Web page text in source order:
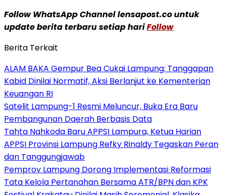
Follow WhatsApp Channel lensapost.co untuk
update berita terbaru setiap hariFollow
Berita Terkait
ALAM BAKA Gempur Bea Cukai Lampung: Tanggapan
Kabid Dinilai Normatif, Aksi Berlanjut ke Kementerian
Keuangan RI
Satelit Lampung-1 Resmi Meluncur, Buka Era Baru
Pembangunan Daerah Berbasis Data
Tahta Nahkoda Baru APPSI Lampura, Ketua Harian
APPSI Provinsi Lampung Refky Rinaldy Tegaskan Peran
dan Tanggungjawab
Pemprov Lampung Dorong Implementasi Reformasi
Tata Kelola Pertanahan Bersama ATR/BPN dan KPK